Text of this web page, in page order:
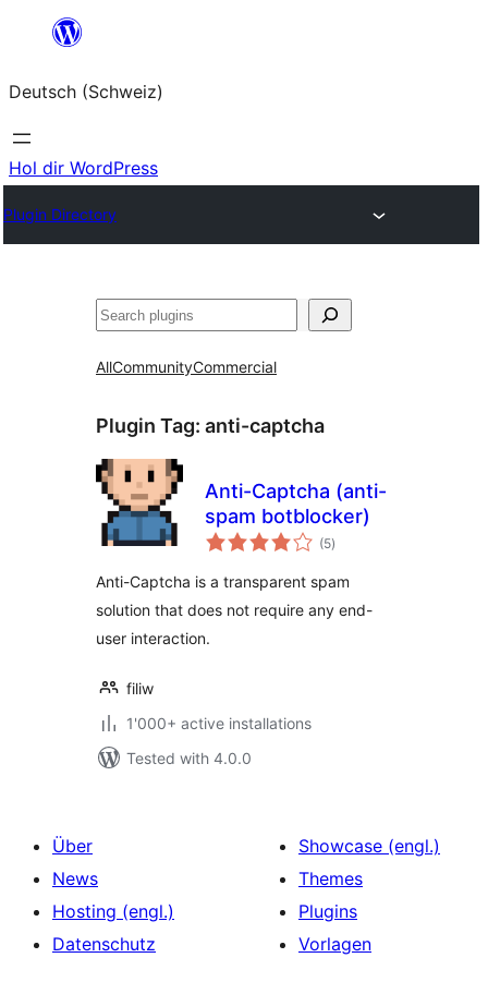
springen
Deutsch (Schweiz)
Hol dir WordPress
Plugin Directory
Suchen
AllCommunityCommercial
Plugin Tag: anti-captcha
Anti-Captcha (anti-
spam botblocker)
(5total
ratings
)
Anti-Captcha is a transparent spam
solution that does not require any end-
user interaction.
filiw
1'000+ active installations
Tested with 4.0.0
Über
News
Hosting (engl.)
Datenschutz
Showcase (engl.)
Themes
Plugins
Vorlagen